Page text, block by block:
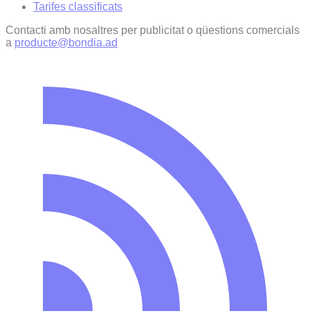
Tarifes classificats
Contacti amb nosaltres per publicitat o qüestions comercials
a producte@bondia.ad